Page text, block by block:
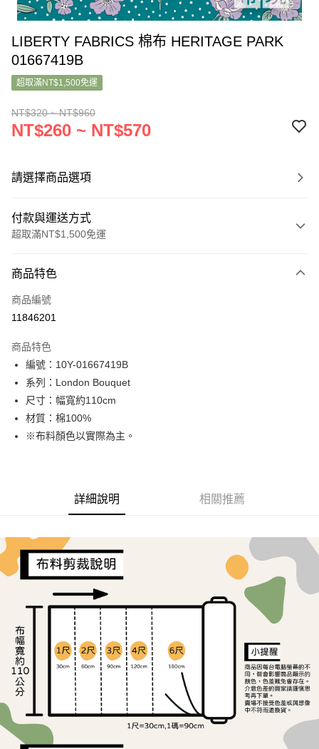
LIBERTY FABRICS 棉布 HERITAGE PARK
01667419B
超取滿NT$1,500免運
NT$320 ~ NT$960
NT$260 ~ NT$570
請選擇商品選項
付款與運送方式
超取滿NT$1,500免運
信用卡一次付款
超商取貨付款
Apple Pay
街口支付
Google Pay
AFTEE先享後付
１．簡單：不需註冊會員、不需綁卡、不需儲值。
３．安心：先確認商品／服務後，再付款。
【「AFTEE先享後付」結帳流程】
１．於結帳方式選擇「AFTEE先享後付」後，將跳轉至「AFTEE先享後付」
結帳頁面，進行簡訊認證並確認金額後，即可完成結帳。
２．訂單成立數日內，您將收到繳費通知簡訊。
３．收到繳費通知簡訊後14天內，點擊此簡訊中的連結，可透過四大超商／
ATM／網路銀行／等多元方式進行付款，方視為交易完成。
※ 請注意：結帳手續完成當下不需立刻繳費，但若您需要取消訂單，請聯絡
購買商品的店家。未經商家同意取消之訂單仍視為有效，需透過AFTEE先享
後付繳納相關費用。
※ 交易是否成功請以「AFTEE先享後付 」之結帳頁面顯示為準，若有關於
是否繳費成功／繳費後需取消欲退款等相關疑問，請聯繫「AFTEE先享後付
客戶支援中心」 https://netprotections.freshdesk.com/support/home
【注意事項】
１．透過由恩沛科技股份有限公司提供之「AFTEE先享後付」服務完成之交
全家取貨付款
每筆NT$65，滿NT$1,500(含以上)免運費
每筆NT$65，滿NT$1,500(含以上)免運費
宅配
每筆NT$150，滿NT$1,500(含以上)免運費
離島宅配
每筆NT$240
商品特色
商品編號
11846201
商品特色
編號：10Y-01667419B
系列：London Bouquet
尺寸：幅寬約110cm
材質：棉100%
※布料顏色以實際為主。
詳細說明 相關推薦